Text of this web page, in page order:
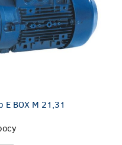
E BOX M 21,31